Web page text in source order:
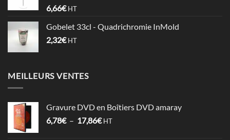
6,66€ HT
Gobelet 33cl - Quadrichromie InMold
2,32€ HT
MEILLEURS VENTES
Gravure DVD en Boîtiers DVD amaray
6,78€ – 17,86€Plage
HT